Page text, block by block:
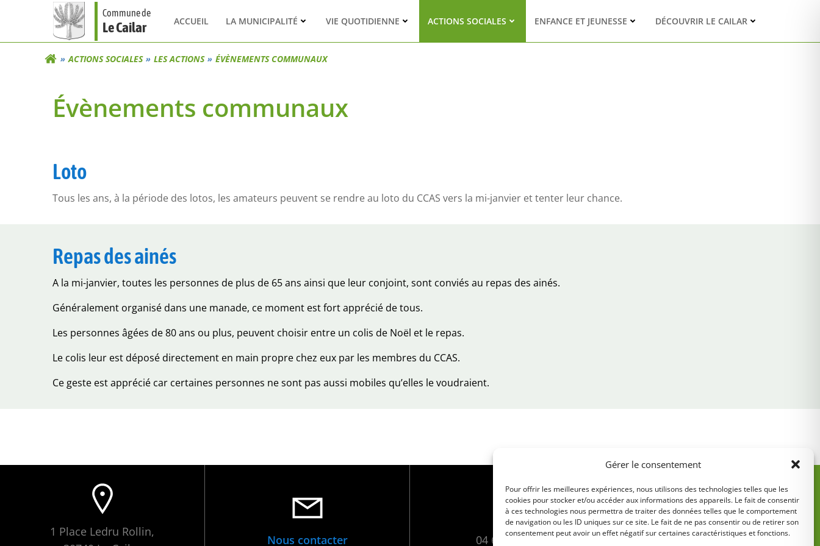
Gérer le consentement
Pour offrir les meilleures expériences, nous utilisons des technologies telles que les
cookies pour stocker et/ou accéder aux informations des appareils. Le fait de consentir
à ces technologies nous permettra de traiter des données telles que le comportement
de navigation ou les ID uniques sur ce site. Le fait de ne pas consentir ou de retirer son
consentement peut avoir un effet négatif sur certaines caractéristiques et fonctions.
Commune de
Le Cailar ACCUEIL LA MUNICIPALITÉ VIE QUOTIDIENNE ACTIONS SOCIALES ENFANCE ET JEUNESSE DÉCOUVRIR LE CAILAR
ACTIONS SOCIALES LES ACTIONS ÉVÈNEMENTS COMMUNAUX
Évènements communaux
Loto
Tous les ans, à la période des lotos, les amateurs peuvent se rendre au loto du CCAS vers la mi-janvier et tenter leur chance.
Repas des ainés
A la mi-janvier, toutes les personnes de plus de 65 ans ainsi que leur conjoint, sont conviés au repas des ainés.
Généralement organisé dans une manade, ce moment est fort apprécié de tous.
Les personnes âgées de 80 ans ou plus, peuvent choisir entre un colis de Noël et le repas.
Le colis leur est déposé directement en main propre chez eux par les membres du CCAS.
Ce geste est apprécié car certaines personnes ne sont pas aussi mobiles qu’elles le voudraient.
1 Place Ledru Rollin,
Nous contacter 04 66 88 01 05